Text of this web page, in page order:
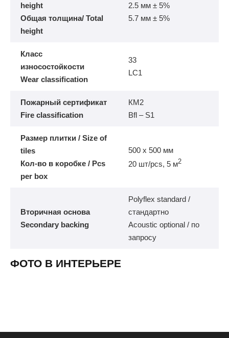
height
Общая толщина/ Total
height
2.5 мм ± 5%
5.7 мм ± 5%
Класс
износостойкости
Wear classification
33
LC1
Пожарный сертификат
Fire classification
КМ2
Bfl – S1
Размер плитки / Size of
tiles
Кол-во в коробке / Pcs
per box
500 х 500 мм
20 шт/pcs, 5 м2
Вторичная основа
Secondary backing
Polyflex standard /
стандартно
Acoustic optional / по
запросу
ФОТО В ИНТЕРЬЕРЕ